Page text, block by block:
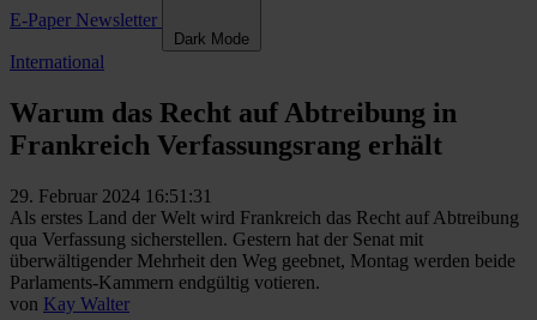
E-Paper Newsletter
Dark Mode
International
Warum das Recht auf Abtreibung in
Frankreich Verfassungsrang erhält
29. Februar 2024 16:51:31
Als erstes Land der Welt wird Frankreich das Recht auf Abtreibung
qua Verfassung sicherstellen. Gestern hat der Senat mit
überwältigender Mehrheit den Weg geebnet, Montag werden beide
Parlaments-Kammern endgültig votieren.
von Kay Walter